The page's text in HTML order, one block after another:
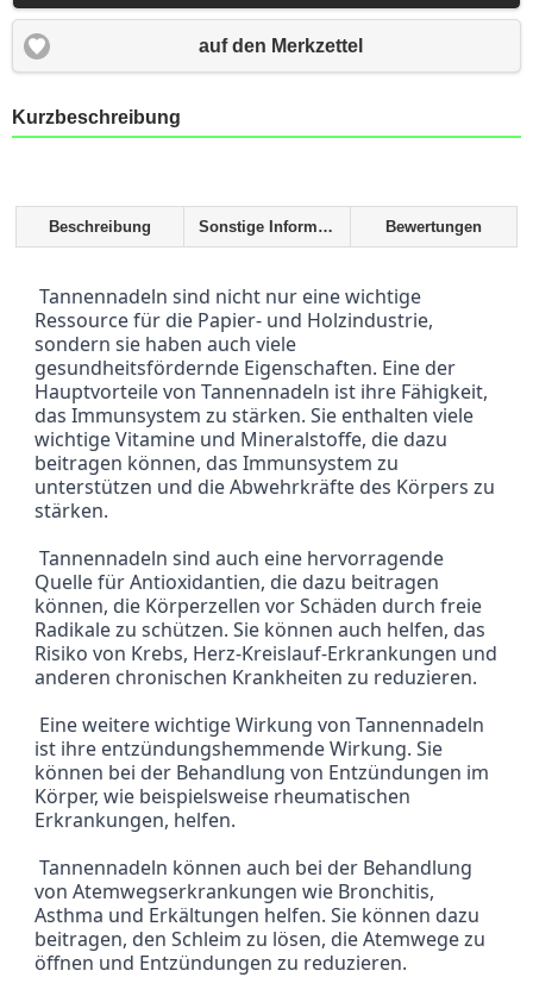
auf den Merkzettel
Kurzbeschreibung
Beschreibung Sonstige Informationen Bewertungen
Tannennadeln sind nicht nur eine wichtige
Ressource für die Papier- und Holzindustrie,
sondern sie haben auch viele
gesundheitsfördernde Eigenschaften. Eine der
Hauptvorteile von Tannennadeln ist ihre Fähigkeit,
das Immunsystem zu stärken. Sie enthalten viele
wichtige Vitamine und Mineralstoffe, die dazu
beitragen können, das Immunsystem zu
unterstützen und die Abwehrkräfte des Körpers zu
stärken.
Tannennadeln sind auch eine hervorragende
Quelle für Antioxidantien, die dazu beitragen
können, die Körperzellen vor Schäden durch freie
Radikale zu schützen. Sie können auch helfen, das
Risiko von Krebs, Herz-Kreislauf-Erkrankungen und
anderen chronischen Krankheiten zu reduzieren.
ist ihre entzündungshemmende Wirkung. Sie
können bei der Behandlung von Entzündungen im
Körper, wie beispielsweise rheumatischen
Erkrankungen, helfen.
Tannennadeln können auch bei der Behandlung
von Atemwegserkrankungen wie Bronchitis,
Asthma und Erkältungen helfen. Sie können dazu
beitragen, den Schleim zu lösen, die Atemwege zu
öffnen und Entzündungen zu reduzieren.